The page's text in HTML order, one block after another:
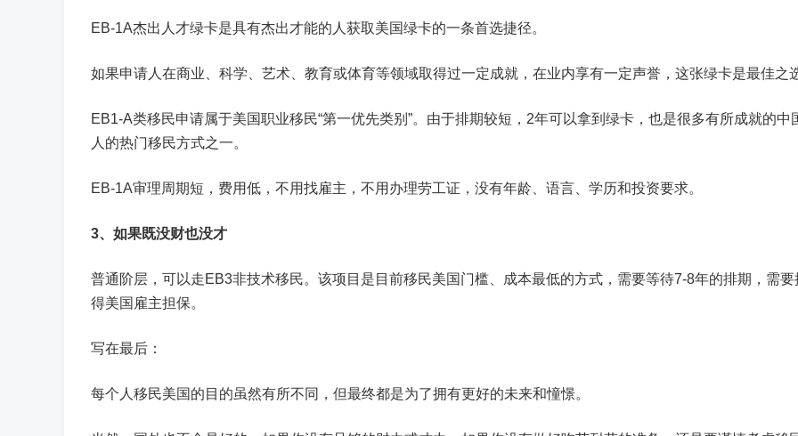
EB-1A杰出人才绿卡是具有杰出才能的人获取美国绿卡的一条首选捷径。
如果申请人在商业、科学、艺术、教育或体育等领域取得过一定成就，在业内享有一定声誉，这张绿卡是最佳之
EB1-A类移民申请属于美国职业移民“第一优先类别”。由于排期较短，2年可以拿到绿卡，也是很多有所成就的中
人的热门移民方式之一。
EB-1A审理周期短，费用低，不用找雇主，不用办理劳工证，没有年龄、语言、学历和投资要求。
3、如果既没财也没才
普通阶层，可以走EB3非技术移民。该项目是目前移民美国门槛、成本最低的方式，需要等待7-8年的排期，需要
得美国雇主担保。
写在最后：
每个人移民美国的目的虽然有所不同，但最终都是为了拥有更好的未来和憧憬。